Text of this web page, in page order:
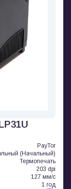
PayTor
(Начальный)
Термопечать
203 dpi
127 мм/с
1 год